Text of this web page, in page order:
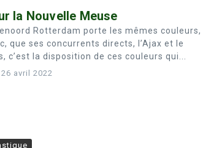
la Nouvelle Meuse
Rotterdam porte les mêmes couleurs,
que ses concurrents directs, l’Ajax et le
c’est la disposition de ces couleurs qui...
26 avril 2022